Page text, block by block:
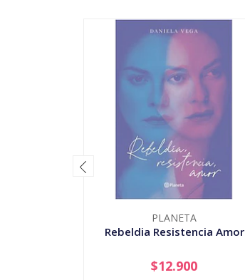
PLANETA
Rebeldia Resistencia Amor
+
$12.900